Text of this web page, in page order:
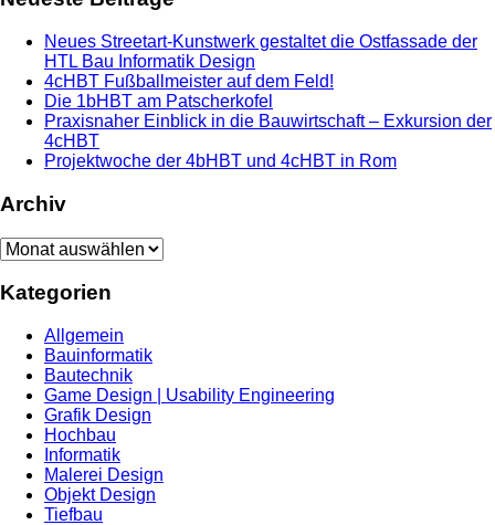
Neues Streetart-Kunstwerk gestaltet die Ostfassade der
HTL Bau Informatik Design
4cHBT Fußballmeister auf dem Feld!
Die 1bHBT am Patscherkofel
Praxisnaher Einblick in die Bauwirtschaft – Exkursion der
4cHBT
Projektwoche der 4bHBT und 4cHBT in Rom
Archiv
Archiv
Kategorien
Allgemein
Bauinformatik
Bautechnik
Game Design | Usability Engineering
Grafik Design
Hochbau
Informatik
Malerei Design
Objekt Design
Tiefbau